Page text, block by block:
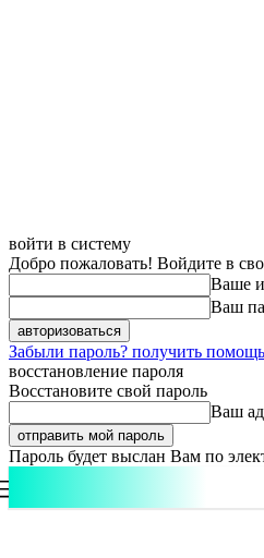
войти в систему
Добро пожаловать! Войдите в
Ваше
Ваш
Забыли пароль? получить помощь
восстановление пароля
Восстановите свой пароль
Ваш
Пароль будет выслан Вам по